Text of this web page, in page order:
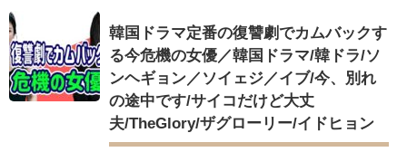
韓国ドラマ定番の復讐劇でカムバックす
る今危機の女優／韓国ドラマ/韓ドラ/ソ
ンヘギョン／ソイェジ／イブ/今、別れ
の途中です/サイコだけど大丈
夫/TheGlory/ザグローリー/イドヒョン